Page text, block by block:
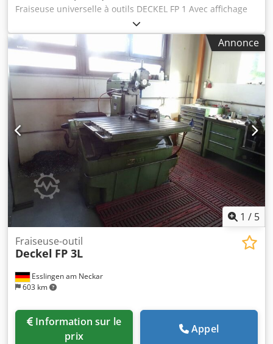
Fraiseuse universelle à outils DECKEL FP 1 Avec affichage
numérique actif 3 axes Heidenhain TNC 123 Année de
construction : 1994 Course de déplacement : X 300 Y 160 Z
340 Plage de vitesse : 40 – 2000 tr/min Accessoires inclus :
Table d’angle fixe 600 mm x 250 mm surface de serrage
Tête verticale de fraisage mobile Broche de perçage
extensible Avance en continu via potentiomètre 1 étau
machine 1 support de contrepartie avec palier de soutien
1 arbre de fraisage long Ø 22 mm, Ø 16 mm, Ø 27 mm
Divers porte-outils S 22 x 2 Soufflet de protection pour l’axe
Z 1 protection anti-copeaux Éclairage machine Pompe de
lubrification centrale automatique Installation de
refroidissement Dedpfow Agxrex Af Aock Notice
d’utilisation LA MACHINE EST EN EXCELLENT ÉTAT ! LA
MACHINE PROVIENT D’UN ATELIER DE FORMATION !
Annonce
1 / 5
Esslingen am Neckar
603 km
Fraiseuse-outil
Deckel FP 3L
prix
Appel